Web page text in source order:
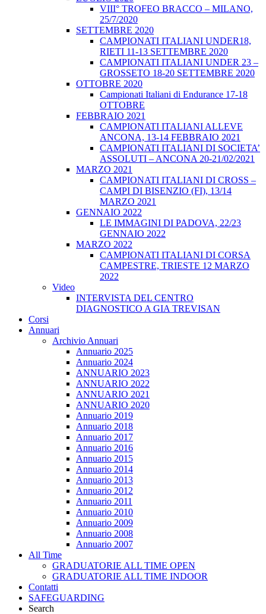
VIII° TROFEO BRACCO – MILANO,
25/7/2020
SETTEMBRE 2020
CAMPIONATI ITALIANI UNDER18,
RIETI 11-13 SETTEMBRE 2020
CAMPIONATI ITALIANI UNDER 23 –
GROSSETO 18-20 SETTEMBRE 2020
OTTOBRE 2020
Campionati Italiani di Endurance 17-18
OTTOBRE
FEBBRAIO 2021
CAMPIONATI ITALIANI ALLEVE
ANCONA, 13-14 FEBBRAIO 2021
CAMPIONATI ITALIANI DI SOCIETA’
ASSOLUTI – ANCONA 20-21/02/2021
MARZO 2021
CAMPIONATI ITALIANI DI CROSS –
CAMPI DI BISENZIO (FI), 13/14
MARZO 2021
GENNAIO 2022
LE IMMAGINI DI PADOVA, 22/23
GENNAIO 2022
MARZO 2022
CAMPIONATI ITALIANI DI CORSA
CAMPESTRE, TRIESTE 12 MARZO
2022
Video
INTERVISTA DEL CENTRO
DIAGNOSTICO A GIA TREVISAN
Corsi
Annuari
Archivio Annuari
Annuario 2025
Annuario 2024
ANNUARIO 2023
ANNUARIO 2022
ANNUARIO 2021
ANNUARIO 2020
Annuario 2019
Annuario 2018
Annuario 2017
Annuario 2016
Annuario 2015
Annuario 2014
Annuario 2013
Annuario 2012
Annuario 2011
Annuario 2010
Annuario 2009
Annuario 2008
Annuario 2007
All Time
GRADUATORIE ALL TIME OPEN
GRADUATORIE ALL TIME INDOOR
Contatti
SAFEGUARDING
Search